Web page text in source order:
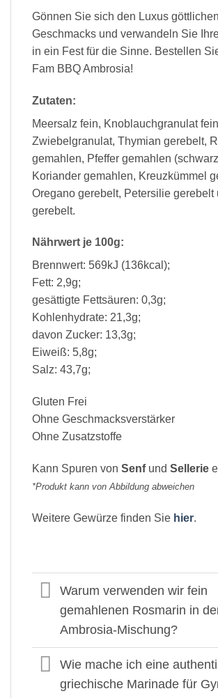
Gönnen Sie sich den Luxus göttlichen
Geschmacks und verwandeln Sie
in ein Fest für die Sinne. Bestellen
Fam BBQ Ambrosia!
Zutaten:
Meersalz fein, Knoblauchgranulat
Zwiebelgranulat, Thymian gerebelt,
gemahlen, Pfeffer gemahlen
Koriander gemahlen, Kreuzkümmel
Oregano gerebelt, Petersilie gerebelt
gerebelt.
Nährwert je 100g:
Brennwert: 569kJ (136kcal);
Fett: 2,9g;
gesättigte Fettsäuren: 0,3g;
Kohlenhydrate: 21,3g;
davon Zucker: 13,3g;
Eiweiß: 5,8g;
Salz: 43,7g;
Gluten Frei
Ohne Geschmacksverstärker
Ohne Zusatzstoffe
Kann Spuren von Senfund Sellerie
*Produkt kann von Abbildung abweichen
Weitere Gewürze finden Sie hier.
Warum verwenden wir fein
gemahlenen Rosmarin in
Ambrosia-Mischung?
Wie mache ich eine
griechische Marinade für